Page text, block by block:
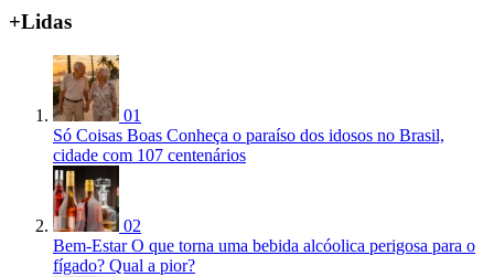
+Lidas
01
Só Coisas Boas Conheça o paraíso dos idosos no Brasil,
cidade com 107 centenários
02
Bem-Estar O que torna uma bebida alcóolica perigosa para o
fígado? Qual a pior?